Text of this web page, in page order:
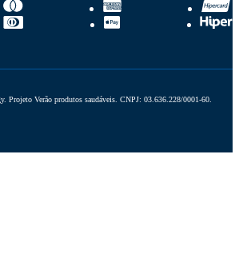
Projeto Verão produtos saudáveis. CNPJ: 03.636.228/0001-60.